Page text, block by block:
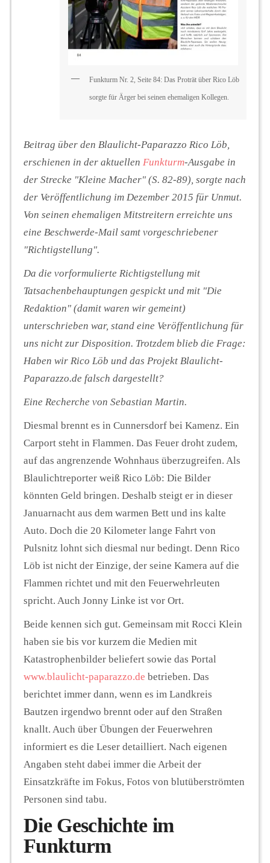
Funkturm Nr. 2, Seite 84: Das Proträt über Rico Löb
sorgte für Ärger bei seinen ehemaligen Kollegen.
Beitrag über den Blaulicht-Paparazzo Rico Löb,
erschienen in der aktuellen Funkturm-Ausgabe in
der Strecke "Kleine Macher" (S. 82-89), sorgte nach
der Veröffentlichung im Dezember 2015 für Unmut.
Von seinen ehemaligen Mitstreitern erreichte uns
eine Beschwerde-Mail samt vorgeschriebener
"Richtigstellung".
Da die vorformulierte Richtigstellung mit
Tatsachenbehauptungen gespickt und mit "Die
Redaktion" (damit waren wir gemeint)
unterschrieben war, stand eine Veröffentlichung für
uns nicht zur Disposition. Trotzdem blieb die Frage:
Haben wir Rico Löb und das Projekt Blaulicht-
Paparazzo.de falsch dargestellt?
Eine Recherche von Sebastian Martin.
Diesmal brennt es in Cunnersdorf bei Kamenz. Ein
Carport steht in Flammen. Das Feuer droht zudem,
auf das angrenzende Wohnhaus überzugreifen. Als
Blaulichtreporter weiß Rico Löb: Die Bilder
könnten Geld bringen. Deshalb steigt er in dieser
Januarnacht aus dem warmen Bett und ins kalte
Auto. Doch die 20 Kilometer lange Fahrt von
Pulsnitz lohnt sich diesmal nur bedingt. Denn Rico
Löb ist nicht der Einzige, der seine Kamera auf die
Flammen richtet und mit den Feuerwehrleuten
spricht. Auch Jonny Linke ist vor Ort.
Beide kennen sich gut. Gemeinsam mit Rocci Klein
haben sie bis vor kurzem die Medien mit
Katastrophenbilder beliefert sowie das Portal
www.blaulicht-paparazzo.de betrieben. Das
berichtet immer dann, wenn es im Landkreis
Bautzen irgendwo brennt oder auf den Straßen
knallt. Auch über Übungen der Feuerwehren
informiert es die Leser detailliert. Nach eigenen
Angaben steht dabei immer die Arbeit der
Einsatzkräfte im Fokus, Fotos von blutüberströmten
Personen sind tabu.
Die Geschichte im
Funkturm